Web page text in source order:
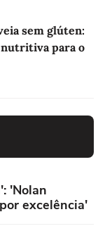
sem glúten:
para o
'Nolan
excelência'